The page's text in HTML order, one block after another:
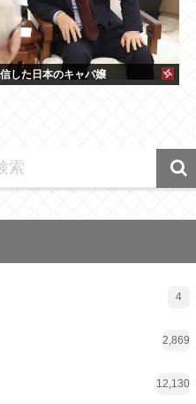
した日本のキャバ嬢
4
2,869
12,130